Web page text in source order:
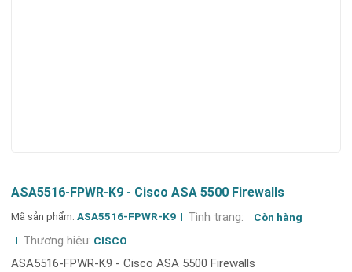
ASA5516-FPWR-K9 - Cisco ASA 5500 Firewalls
Mã sản phẩm:ASA5516-FPWR-K9 Tình trạng: Còn hàng
Thương hiệu: CISCO
ASA5516-FPWR-K9 - Cisco ASA 5500 Firewalls